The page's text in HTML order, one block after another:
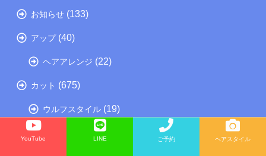
お知らせ (133)
アップ(40)
ヘアアレンジ (22)
カット (675)
ウルフスタイル (19)
ショートスタイル
YouTube LINE ご予約 ヘアスタイル